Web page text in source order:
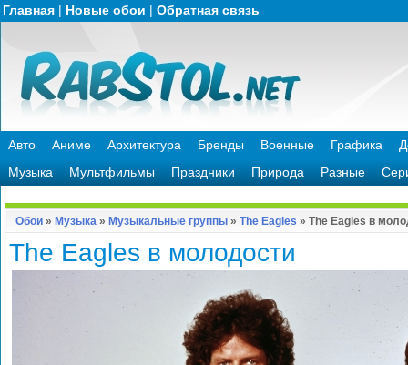
Главная | Новые обои | Обратная связь
Авто Аниме Архитектура Бренды Военные Графика
Музыка
Мультфильмы Праздники Природа Разные
Обои » Музыка » Музыкальные группы » The Eagles » The Eagles в
The Eagles в молодости